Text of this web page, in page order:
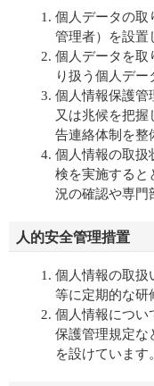
個人データの取
管理者）を設置
個人データを取
り扱う個人デー
個人情報保護管
又は兆候を把握
告連絡体制を整
個人情報の取扱
検を実施すると
況の確認や専門
人的安全管理措置
個人情報の取扱
等に定期的な研
個人情報につい
保護管理規定な
を設けています